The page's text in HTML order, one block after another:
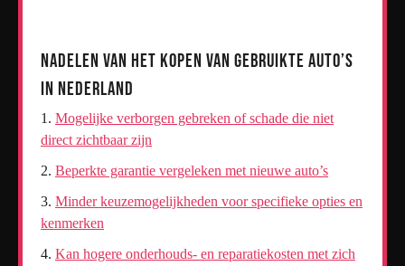
Nadelen van het Kopen van Gebruikte Auto’s
in Nederland
Mogelijke verborgen gebreken of schade die niet
direct zichtbaar zijn
Beperkte garantie vergeleken met nieuwe auto’s
Minder keuzemogelijkheden voor specifieke opties en
kenmerken
Kan hogere onderhouds- en reparatiekosten met zich